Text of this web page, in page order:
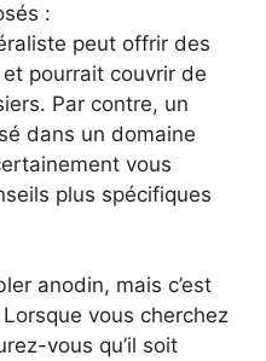
:
peut offrir des
pourrait couvrir de
Par contre, un
dans un domaine
vous
plus spécifiques
anodin, mais c’est
vous cherchez
vous qu’il soit